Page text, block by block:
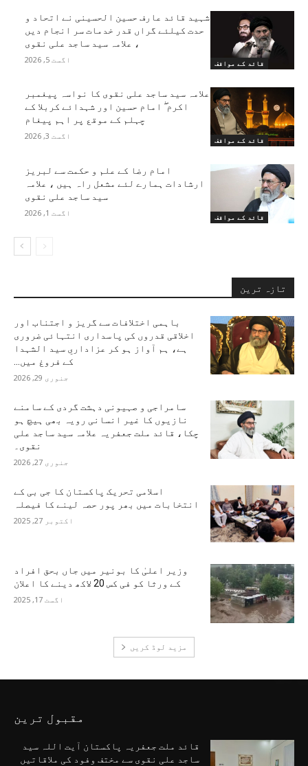
قائد کے مواقف
شہید قائد عارف حسین الحسینی نے اتحاد و
حدت کیلئے گراں قدر خدمات سر انجام دیں
، علامہ سید ساجد علی نقوی
اگست 5, 2026
قائد کے مواقف
علامہ سید ساجد علی نقوی کا نواسہ پیغمبر
اکرم ۖ امام حسین اور شہدائے کربلا کے
چہلم کے موقع پر اہم پیغام
اگست 3, 2026
قائد کے مواقف
امام رضا کے علم و حکمت سے لبریز
ارشادات ہمارے لئے مشعل راہ ہیں ، علامہ
سید ساجد علی نقوی
اگست 1, 2026
تازہ ترین
باہمی اختلافات سے گریز و اجتناب اور
اخلاقی قدروں کی پاسداری انتہائی ضروری
ہے، ہم آواز ہو کر عزاداریِ سید الشہدا
کے فروغ میں...
جنوری 29, 2026
سامراجی و صہیونی دہشت گردی کے سامنے
نازیوں کا غیر انسانی رویہ بھی ہیچ ہو
چکا، قائد ملت جعفریہ علامہ سید ساجد علی
نقوی۔
جنوری 27, 2026
اسلامی تحریک پاکستان کا جی بی کے
انتخابات میں بھر پور حصہ لینے کا فیصلہ
اکتوبر 27, 2025
وزیر اعلیٰ کا بونیر میں جاں بحق افراد
کے ورثا کو فی کس 20 لاکھ دینے کا اعلان
اگست 17, 2025
مزید لوڈ کریں
مقبول ترین
قائد ملت جعفریہ پاکستان آیت اللہ سید
ساجد علی نقوی سے مختف وفود کی ملاقاتیں